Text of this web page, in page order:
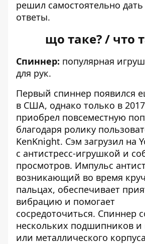
решил самостоятельно
ответы.
що таке? / что
Спиннер: популярная
для рук.
Первый спиннер появился
в США, однако только в
приобрел повсеместную
благодаря ролику
KenKnight. Сэм загрузил на
с антистресс-игрушкой и
просмотров. Импульс
возникающий во время
пальцах, обеспечивает
вибрацию и помогает
сосредоточиться. Спиннер
нескольких подшипников и
или металлического